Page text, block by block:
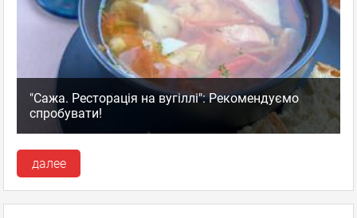
"Сажа. Ресторація на вугіллі": Рекомендуємо
спробувати!
далее